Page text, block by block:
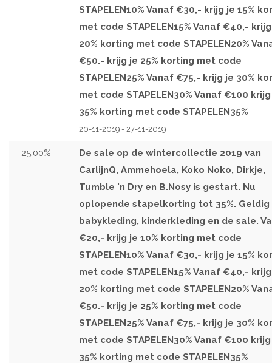
STAPELEN10% Vanaf €30,- krijg je 15%
met code STAPELEN15% Vanaf €40,-
20% korting met code STAPELEN20%
€50.- krijg je 25% korting met code
STAPELEN25% Vanaf €75,- krijg je 30%
met code STAPELEN30% Vanaf €100
35% korting met code STAPELEN35%
20-11-2019 - 27-11-2019
25.00%
De sale op de wintercollectie 2019 van
CarlijnQ, Ammehoela, Koko Noko, Dirkje,
Tumble 'n Dry en B.Nosy is gestart. Nu
oplopende stapelkorting tot 35%. Geldig
babykleding, kinderkleding en de sale.
€20,- krijg je 10% korting met code
STAPELEN10% Vanaf €30,- krijg je 15%
met code STAPELEN15% Vanaf €40,-
20% korting met code STAPELEN20%
€50.- krijg je 25% korting met code
STAPELEN25% Vanaf €75,- krijg je 30%
met code STAPELEN30% Vanaf €100
35% korting met code STAPELEN35%